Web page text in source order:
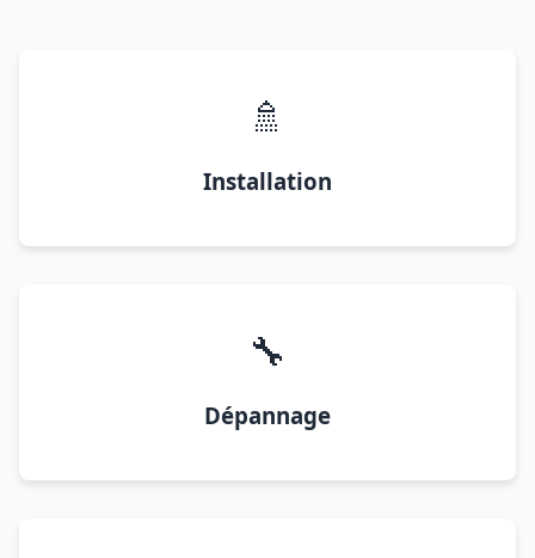
🚿
Installation
🔧
Dépannage